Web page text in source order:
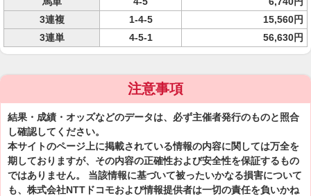
3連複
1-4-5
15,560円
3連単
4-5-1 56,630円
注意事項
結果・成績・オッズなどのデータは、必ず主催者発行のものと照合
し確認してください。
本サイトのページ上に掲載されている情報の内容に関しては万全を
期しておりますが、その内容の正確性および安全性を保証するもの
ではありません。 当該情報に基づいて被ったいかなる損害について
も、株式会社NTTドコモおよび情報提供者は一切の責任を負いかね